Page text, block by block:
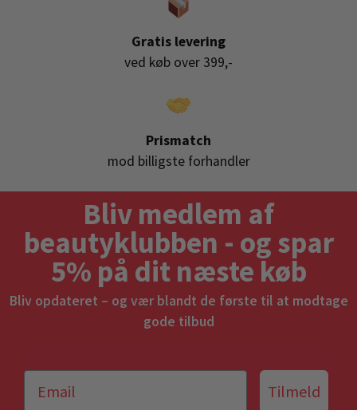
Gratis levering
ved køb over 399,-
Prismatch
mod billigste forhandler
Bliv medlem af
beautyklubben - og spar
5% på dit næste køb
Bliv opdateret – og vær blandt de første til at modtage
gode tilbud
Tilmeld